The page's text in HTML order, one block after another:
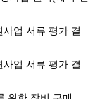
업 서류 평가 결
업 서류 평가 결